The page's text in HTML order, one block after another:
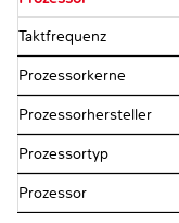
Taktfrequenz
Prozessorkerne
Prozessorhersteller
Prozessortyp
Prozessor